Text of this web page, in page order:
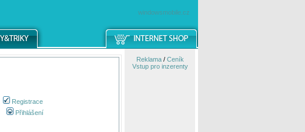
windowsmobile.cz
Registrace
Přihlášení
Reklama/ Ceník
Vstup pro inzerenty